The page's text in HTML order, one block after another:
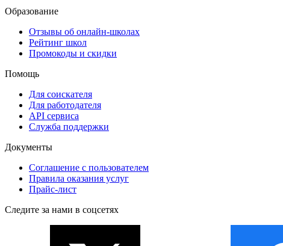
Образование
Отзывы об онлайн-школах
Рейтинг школ
Промокоды и скидки
Помощь
Для соискателя
Для работодателя
API сервиса
Служба поддержки
Документы
Соглашение с пользователем
Правила оказания услуг
Прайс-лист
Следите за нами в соцсетях